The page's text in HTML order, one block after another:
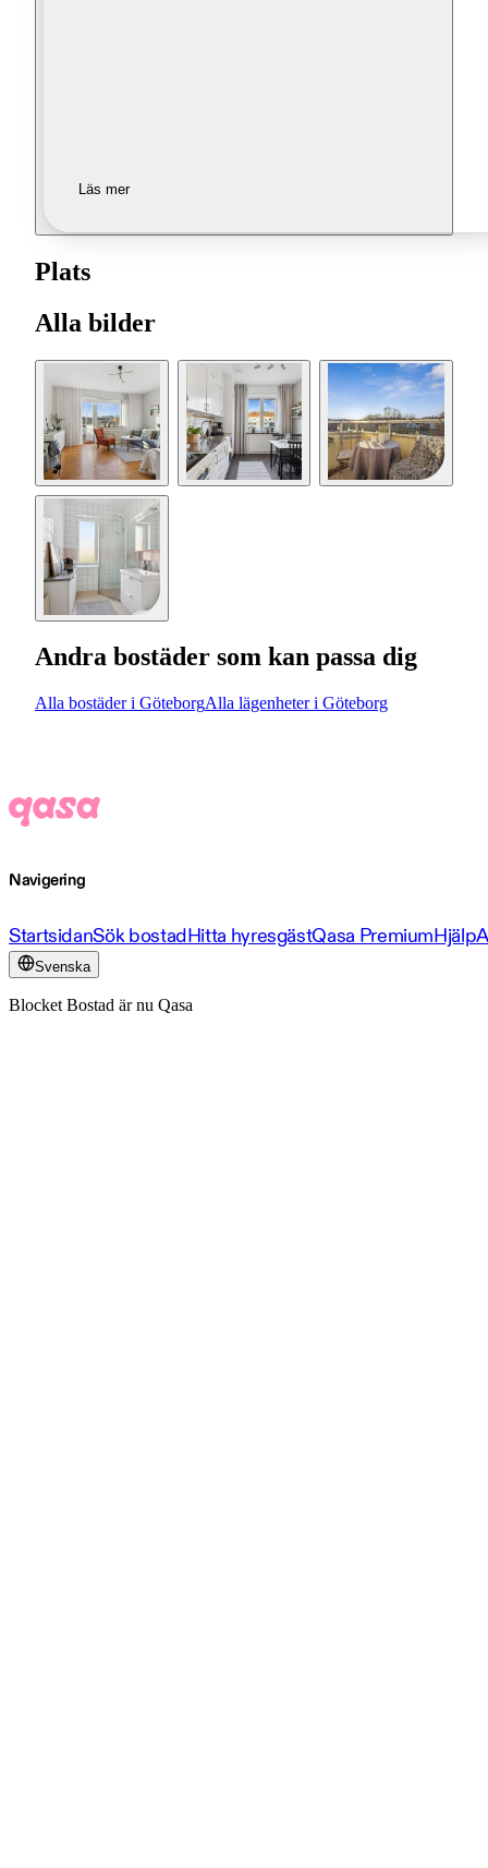
Läs mer
Plats
Alla bilder
Andra bostäder som kan passa dig
Alla bostäder i GöteborgAlla lägenheter i Göteborg
Navigering
StartsidanSök bostadHitta hyresgästQasa PremiumHjälp
Svenska
Blocket Bostad är nu Qasa